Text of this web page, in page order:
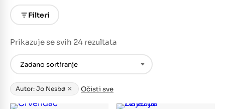
Filteri
Prikazuje se svih 24 rezultata
Autor: Jo Nesbø × Očisti sve